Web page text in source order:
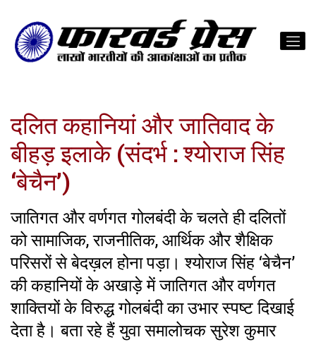
दलित कहानियां और जातिवाद के
बीहड़ इलाके (संदर्भ : श्योराज सिंह
‘बेचैन’)
जातिगत और वर्णगत गोलबंदी के चलते ही दलितों
को सामाजिक, राजनीतिक, आर्थिक और शैक्षिक
परिसरों से बेदख़ल होना पड़ा। श्योराज सिंह ‘बेचैन’
की कहानियों के अखाड़े में जातिगत और वर्णगत
शाक्तियों के विरुद्ध गोलबंदी का उभार स्पष्ट दिखाई
देता है। बता रहे हैं युवा समालोचक सुरेश कुमार